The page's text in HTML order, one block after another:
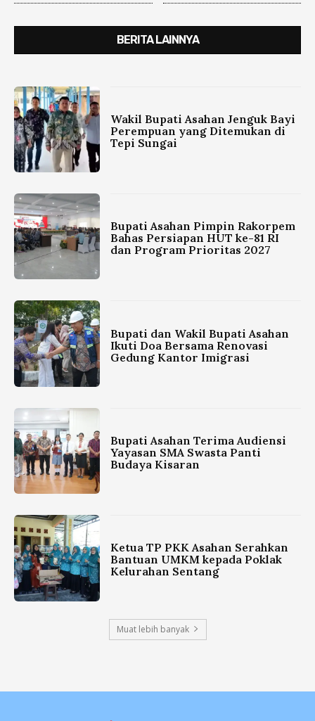
BERITA LAINNYA
Wakil Bupati Asahan Jenguk Bayi
Perempuan yang Ditemukan di
Tepi Sungai
Bupati Asahan Pimpin Rakorpem
Bahas Persiapan HUT ke-81 RI
dan Program Prioritas 2027
Bupati dan Wakil Bupati Asahan
Ikuti Doa Bersama Renovasi
Gedung Kantor Imigrasi
Bupati Asahan Terima Audiensi
Yayasan SMA Swasta Panti
Budaya Kisaran
Ketua TP PKK Asahan Serahkan
Bantuan UMKM kepada Poklak
Kelurahan Sentang
Muat lebih banyak